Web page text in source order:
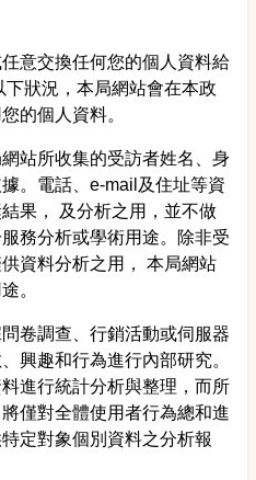
意交換任何您的個人資料給
狀況，本局網站會在本政
的個人資料。
站所收集的受訪者姓名、身
。電話、e-mail及住址等資
果， 及分析之用，並不做
務分析或學術用途。除非受
資料分析之用， 本局網站
。
卷調查、行銷活動或伺服器
興趣和行為進行內部研究。
進行統計分析與整理，而所
僅對全體使用者行為總和進
定對象個別資料之分析報